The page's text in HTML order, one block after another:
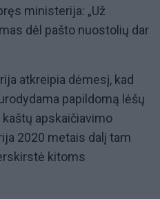
ministerija: „Už
dėl pašto nuostolių dar
atkreipia dėmesį, kad
papildomą lėšų
apskaičiavimo
2020 metais dalį tam
kitoms